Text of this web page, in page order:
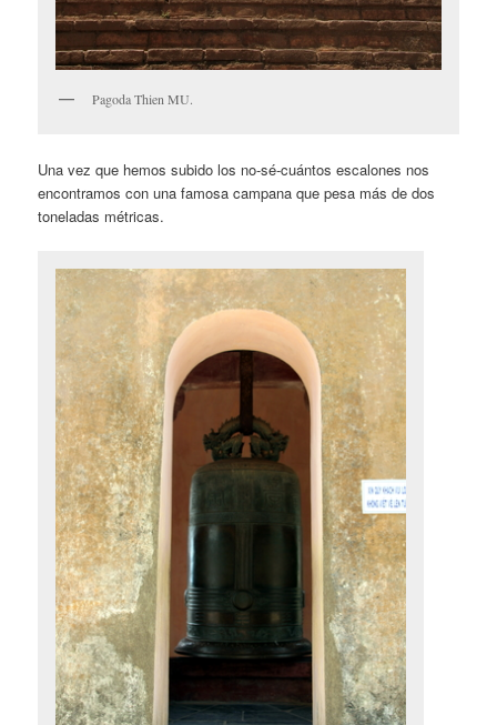
Pagoda Thien MU.
Una vez que hemos subido los no-sé-cuántos escalones nos
encontramos con una famosa campana que pesa más de dos
toneladas métricas.